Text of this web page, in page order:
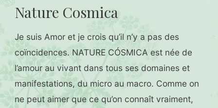
Nature Cosmica
Je suis Amor et je crois qu’il n’y a pas des
coïncidences. NATURE CÓSMICA est née de
l’amour au vivant dans tous ses domaines et
manifestations, du micro au macro. Comme on
ne peut aimer que ce qu’on connaît vraiment,